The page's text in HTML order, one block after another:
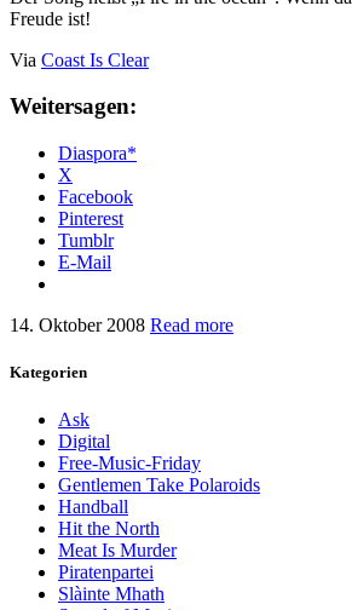
Freude ist!
Via Coast Is Clear
Weitersagen:
Diaspora*
X
Facebook
Pinterest
Tumblr
E-Mail
14. Oktober 2008 Read more
Kategorien
Ask
Digital
Free-Music-Friday
Gentlemen Take Polaroids
Handball
Hit the North
Meat Is Murder
Piratenpartei
Slàinte Mhath